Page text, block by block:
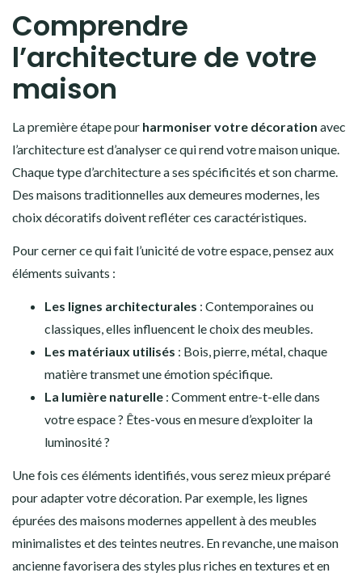
Comprendre
l’architecture de votre
maison
La première étape pour harmoniser votre décoration avec
l’architecture est d’analyser ce qui rend votre maison unique.
Chaque type d’architecture a ses spécificités et son charme.
Des maisons traditionnelles aux demeures modernes, les
choix décoratifs doivent refléter ces caractéristiques.
Pour cerner ce qui fait l’unicité de votre espace, pensez aux
éléments suivants :
Les lignes architecturales : Contemporaines ou
classiques, elles influencent le choix des meubles.
Les matériaux utilisés : Bois, pierre, métal, chaque
matière transmet une émotion spécifique.
La lumière naturelle : Comment entre-t-elle dans
votre espace ? Êtes-vous en mesure d’exploiter la
luminosité ?
Une fois ces éléments identifiés, vous serez mieux préparé
pour adapter votre décoration. Par exemple, les lignes
épurées des maisons modernes appellent à des meubles
minimalistes et des teintes neutres. En revanche, une maison
ancienne favorisera des styles plus riches en textures et en